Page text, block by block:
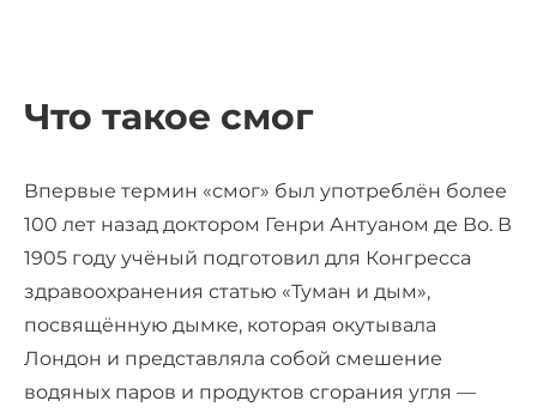
Что такое смог
Впервые термин «смог» был употреблён более
100 лет назад доктором Генри Антуаном де Во. В
1905 году учёный подготовил для Конгресса
здравоохранения статью «Туман и дым»,
посвящённую дымке, которая окутывала
Лондон и представляла собой смешение
водяных паров и продуктов сгорания угля —